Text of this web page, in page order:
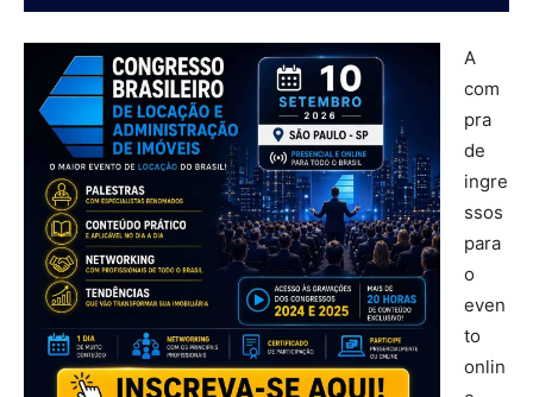
A
com
pra
de
ingre
ssos
para
o
even
to
onlin